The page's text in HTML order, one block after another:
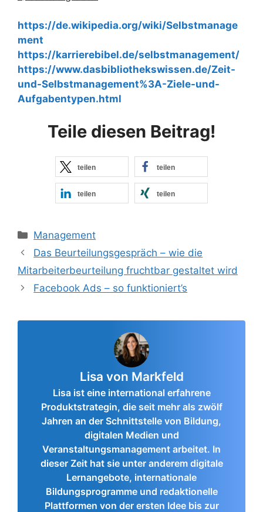
https://de.wikipedia.org/wiki/Selbstmanage
ment
https://karrierebibel.de/selbstmanagement/
https://www.dasbibliothekswissen.de/Zeit-
und-Selbstmanagement%3A-Ziele-und-
Aufgabentypen.html
Teile diesen Beitrag!
teilen teilen
teilen teilen
Kategorien
Management
Das Beurteilungsgespräch – wie die
Mitarbeiterbeurteilung fruchtbar gestaltet wird
Facebook Ads – so funktioniert’s
Lisa von Markfeld
Lisa ist eine international erfahrene
Produktstrategin, die seit mehr als zwölf
Jahren an der Schnittstelle von Bildung,
digitalen Medien und
Veranstaltungsmanagement arbeitet. In
dieser Zeit hat sie unter anderem digitale
Lernangebote, internationale
Bildungsprogramme und redaktionelle
Plattformen von der ersten Idee bis zur